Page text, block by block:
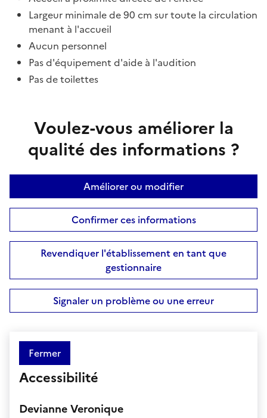
Largeur minimale de 90 cm sur toute la circulation
menant à l'accueil
Aucun personnel
Pas d'équipement d'aide à l'audition
Pas de toilettes
Voulez-vous améliorer la
qualité des informations ?
Améliorer ou modifier
Confirmer ces informations
Revendiquer l'établissement en tant que
gestionnaire
Signaler un problème ou une erreur
Fermer
Accessibilité
Devianne Veronique